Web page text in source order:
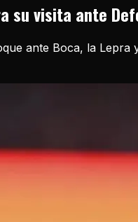
su visita ante
ante Boca, la